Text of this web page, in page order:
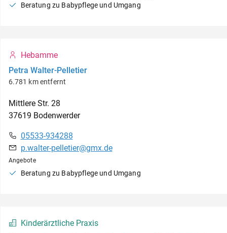
Beratung zu Babypflege und Umgang
Hebamme
Petra Walter-Pelletier
6.781 km entfernt
Mittlere Str. 28
37619 Bodenwerder
05533-934288
p.walter-pelletier@gmx.de
Angebote
Beratung zu Babypflege und Umgang
Kinderärztliche Praxis